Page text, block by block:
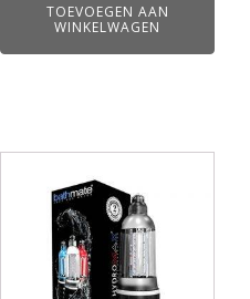
TOEVOEGEN AAN
WINKELWAGEN